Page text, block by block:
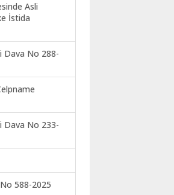
Asli
İstida
Dava No 288-
Dava No 233-
588-2025